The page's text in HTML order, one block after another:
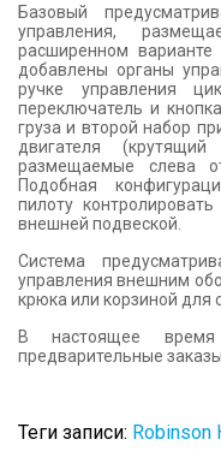
Базовый
управления,
расширенном варианте
добавлены органы
ручке управления
переключатель и
груза и второй набор
двигателя
размещаемые слева
Подобная
пилоту
внешней подвеской.
Система
управления внешним
крюка или корзиной для
В настоящее время
предварительные
Теги записи: Robinson